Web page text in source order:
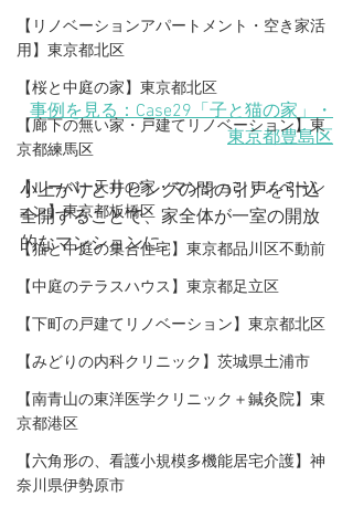
【リノベーションアパートメント・空き家活
用】東京都北区
【桜と中庭の家】東京都北区
【廊下の無い家・戸建てリノベーション】東
京都練馬区
【ルーバー天井の家・マンションリノベーシ
ョン】東京都板橋区
【猫と中庭の集合住宅】東京都品川区不動前
【中庭のテラスハウス】東京都足立区
【下町の戸建てリノベーション】東京都北区
【みどりの内科クリニック】茨城県土浦市
【​南青山の東洋医学クリニック＋鍼灸院】東
京都港区
【六角形の、看護小規模多機能居宅介護】神
奈川県伊勢原市
事例を見る：Case29「子と猫の家」・
東京都豊島区
小上がりとリビングの間の引戸を引込
全開することで、家全体が一室の開放
的なマンションに。